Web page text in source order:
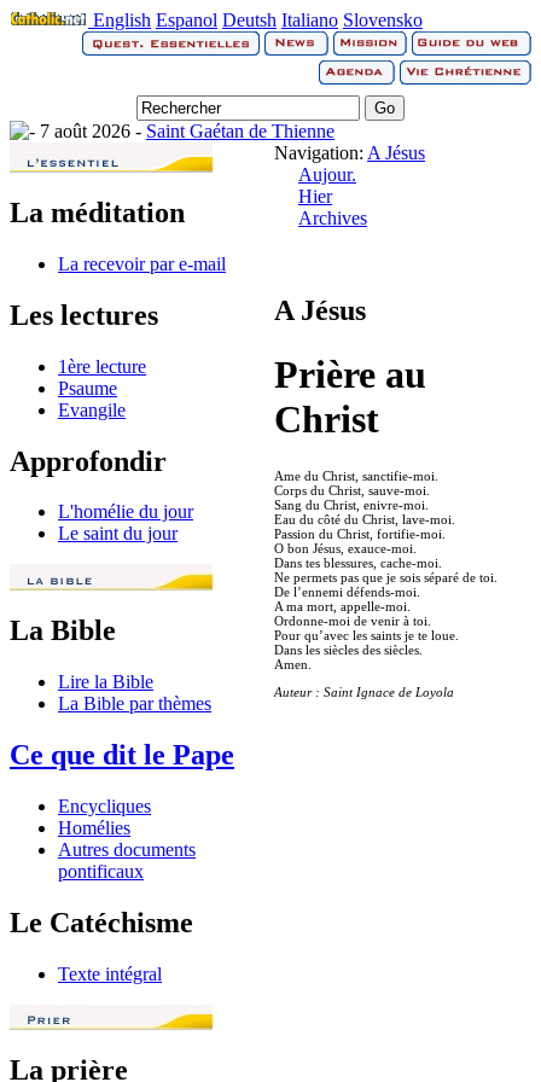
English Espanol Deutsh Italiano Slovensko
7 août 2026 - Saint Gaétan de Thienne
La méditation
La recevoir par e-mail
Les lectures
1ère lecture
Psaume
Evangile
Approfondir
L'homélie du jour
Le saint du jour
La Bible
Lire la Bible
La Bible par thèmes
Ce que dit le Pape
Encycliques
Homélies
Autres documents
pontificaux
Le Catéchisme
Texte intégral
La prière
Navigation: A Jésus
Aujour.
Hier
Archives
A Jésus
Prière au
Christ
Ame du Christ, sanctifie-moi.
Corps du Christ, sauve-moi.
Sang du Christ, enivre-moi.
Eau du côté du Christ, lave-moi.
Passion du Christ, fortifie-moi.
O bon Jésus, exauce-moi.
Dans tes blessures, cache-moi.
Ne permets pas que je sois séparé de toi.
De l’ennemi défends-moi.
A ma mort, appelle-moi.
Ordonne-moi de venir à toi.
Pour qu’avec les saints je te loue.
Dans les siècles des siècles.
Amen.
Auteur : Saint Ignace de Loyola